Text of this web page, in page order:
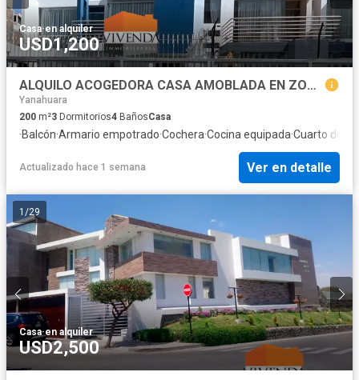
Casa·en alquiler
USD1,200
ALQUILO ACOGEDORA CASA AMOBLADA EN ZONA RESIDENCIAL DE CAYMA
Yanahuara
200 m²3 Dormitorios4 BañosCasa
·Balcón·Armario empotrado·Cochera·Cocina equipada·Cuarto de
Actualizado hace 1 semana Ver en detalle
1 /29
Casa·en alquiler
USD2,500